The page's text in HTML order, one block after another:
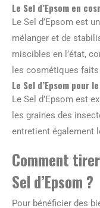
Le Sel d’Epsom en
Le Sel d’Epsom est
mélanger et de
miscibles en l’état,
les cosmétiques
Le Sel d’Epsom pour
Le Sel d’Epsom est
les graines des
entretient également
Comment
Sel d’Epsom ?
Pour bénéficier des